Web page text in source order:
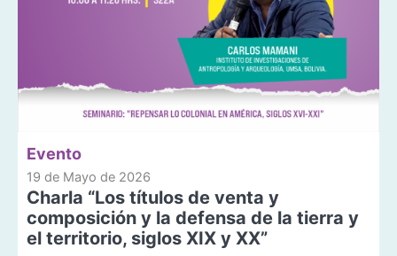
Evento
19 de Mayo de 2026
Charla “Los títulos de venta y
composición y la defensa de la tierra y
el territorio, siglos XIX y XX”